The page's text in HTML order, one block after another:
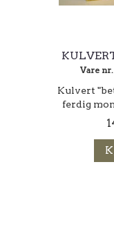
Vare nr.
Kulvert
ferdig